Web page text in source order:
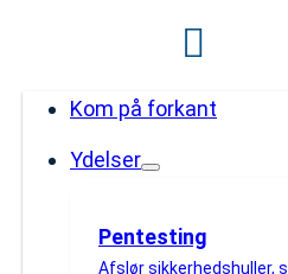
Kom på forkant
Ydelser
Pentesting
Afslør sikkerhedshuller,